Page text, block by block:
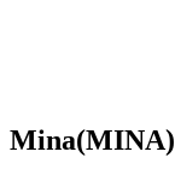
Mina(MINA)